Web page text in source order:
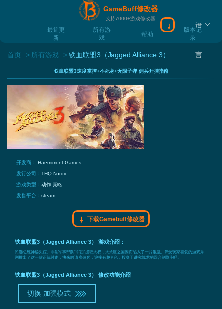
GameBuff修改器
支持7000+游戏修改器
最近更
新
所有游
戏
帮助
版本记
录
下载Gamebuff
语
言
首页 所有游戏 铁血联盟3（Jagged Alliance 3）
铁血联盟3速度掌控+不死身+无限子弹 佣兵开挂指南
开发商： Haemimont Games
发行公司： THQ Nordic
游戏类型： 动作策略
发售平台： steam
下载Gamebuff修改器
铁血联盟3（Jagged Alliance 3） 游戏介绍：
民选总统神秘失踪、非法军事部队“军团”攫取大权，大犬座之国因而陷入了一片混乱。深受玩家喜爱的游戏系
列推出了这一款正统续作，快来聘请雇佣兵，迎接有趣角色，投身于讲究战术的回合制战斗吧。
铁血联盟3（Jagged Alliance 3） 修改功能介绍
切换 加强模式